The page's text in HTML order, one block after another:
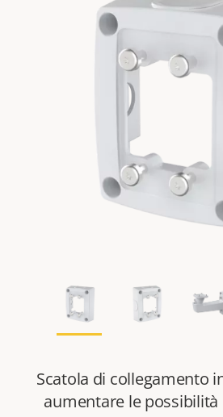
Scatola di collegamento
aumentare le